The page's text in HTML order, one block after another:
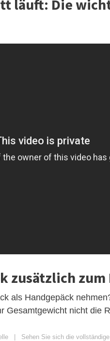
läuft: Die
zusätzlich
als Handgepäck
Gesamtgewicht nicht die
| Sehen Sie sich die